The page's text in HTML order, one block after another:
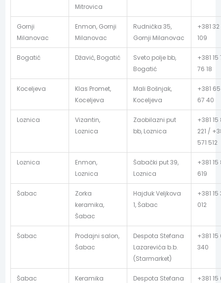
Mitrovica
Gornji
Milanovac
Enmon, Gornji
Milanovac
Rudnička 35,
Gornji Milanovac
+381
109
Bogatić Džavić, Bogatić
Sveto polje bb,
Bogatić
+381 15
76 18
Koceljeva
Klas Promet,
Koceljeva
Mali Bošnjak,
Koceljeva
+381
67 40
Loznica
Vizantin,
Loznica
Zaobilazni put
bb, Loznica
+381 15
221 /
571 512
Loznica
Enmon,
Loznica
Šabački put 39,
Loznica
+381 15
619
Šabac
Zorka
keramika,
Šabac
Hajduk Veljkova
1, Šabac
+381 15
012
Šabac
Prodajni salon,
Šabac
Despota Stefana
Lazarevića b.b.
(Starmarket)
+381
340
Šabac
Keramika
Despota Stefana
+381